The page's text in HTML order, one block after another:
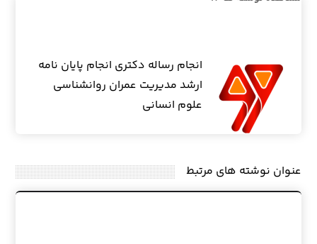
انجام رساله دکتری انجام پایان نامه
ارشد مدیریت عمران روانشناسی
علوم انسانی
عنوان ‫نوشته های مرتبط